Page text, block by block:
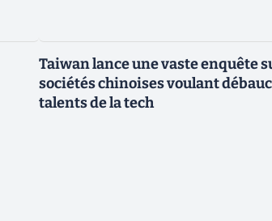
Taiwan lance une vaste enquête
sociétés chinoises voulant
talents de la tech